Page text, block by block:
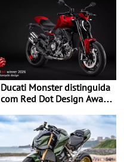
Ducati Monster distinguida
com Red Dot Design Award